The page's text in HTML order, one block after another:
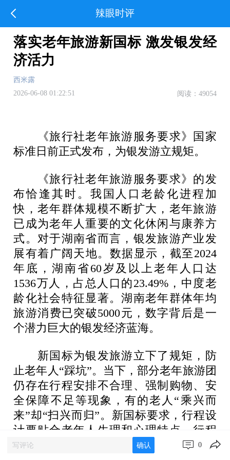
辣眼时评
落实老年旅游新国标 激发银发经
济活力
西米露
2026-06-08 01:22:51
阅读：49054
《旅行社老年旅游服务要求》国家
标准日前正式发布，为银发游立规矩。
《旅行社老年旅游服务要求》的发
布恰逢其时。我国人口老龄化进程加
快，老年群体规模不断扩大，老年旅游
已成为老年人重要的文化休闲与康养方
式。对于湖南省而言，银发旅游产业发
展有着广阔天地。数据显示，截至2024
年底，湖南省60岁及以上老年人口达
1536万人，占总人口的23.49%，中度老
龄化社会特征显著。湖南老年群体年均
旅游消费已突破5000元，数字背后是一
个潜力巨大的银发经济蓝海。
新国标为银发旅游立下了规矩，防
止老年人“踩坑”。当下，部分老年旅游团
仍存在行程安排不合理、强制购物、安
全保障不足等现象，有的老人“乘兴而
来”却“扫兴而归”。新国标要求，行程设
计要贴合老年人生理和心理特点，行程
节奏舒缓、休息安排合理；并严格规范
确认 0